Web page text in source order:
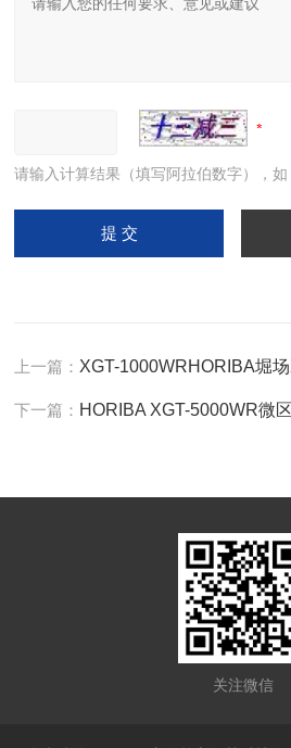
请输入计算结果（填写阿拉伯数字），
上一篇： XGT-1000WRHORIBA堀场X
下一篇： HORIBA XGT-5000WR微
关注微信